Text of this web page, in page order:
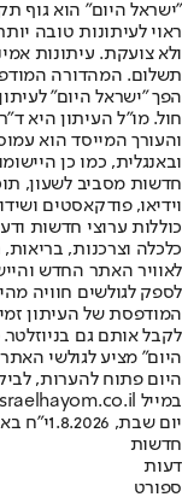
"ישראל היום" הוא גוף
ראוי לעיתונות טובה
ולא צועקת. עיתונות
הפך "ישראל היום"
חול. מו"ל העיתון היא
והעורך המייסד הוא
חדשות מסביב לשעון,
וידיאו, פודקאסטים
כוללות ערוצי חדשות
לאוויר האתר החדש
לספק לגולשים חוויה
המודפסת של העיתון
לקבל אותם גם
היום" מציע לגולשי
היום פתוח להערות,
במייל hayom@israelhayom.co.il.
יום שבת, 1.8.2026
י"ח
חדשות
דעות
ספורט